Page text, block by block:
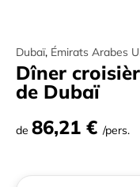
Dubaï, Émirats Arabes
Dîner
de Dubaï
de 86,21 € /pers.